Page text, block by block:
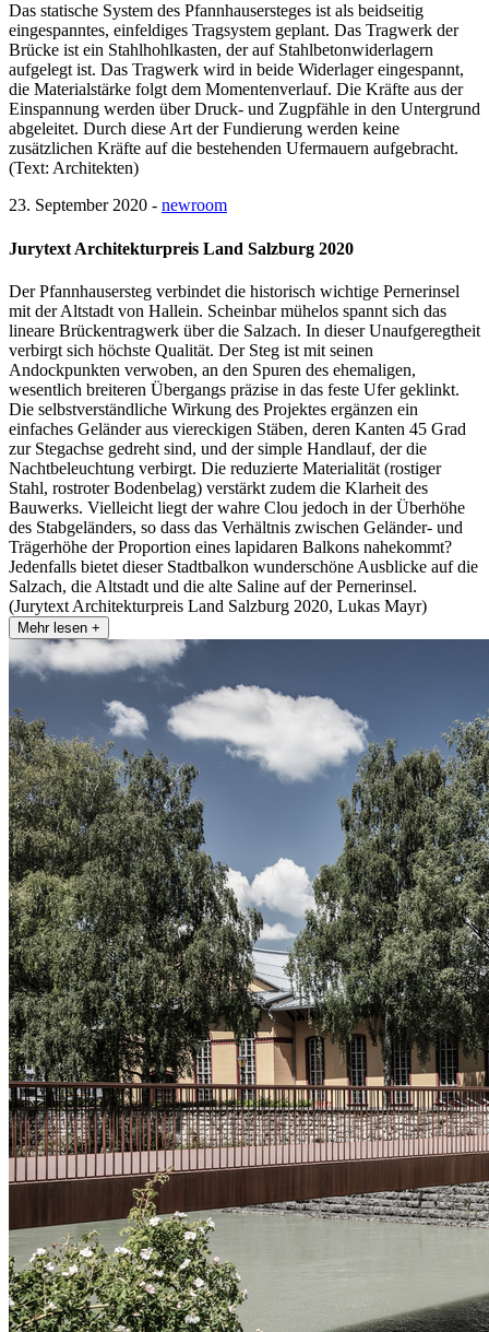
Das statische System des Pfannhausersteges ist als beidseitig
eingespanntes, einfeldiges Tragsystem geplant. Das Tragwerk der
Brücke ist ein Stahlhohlkasten, der auf Stahlbetonwiderlagern
aufgelegt ist. Das Tragwerk wird in beide Widerlager eingespannt,
die Materialstärke folgt dem Momentenverlauf. Die Kräfte aus der
Einspannung werden über Druck- und Zugpfähle in den Untergrund
abgeleitet. Durch diese Art der Fundierung werden keine
zusätzlichen Kräfte auf die bestehenden Ufermauern aufgebracht.
(Text: Architekten)
23. September 2020 - newroom
Jurytext Architekturpreis Land Salzburg 2020
Der Pfannhausersteg verbindet die historisch wichtige Pernerinsel
mit der Altstadt von Hallein. Scheinbar mühelos spannt sich das
lineare Brückentragwerk über die Salzach. In dieser Unaufgeregtheit
verbirgt sich höchste Qualität. Der Steg ist mit seinen
Andockpunkten verwoben, an den Spuren des ehemaligen,
wesentlich breiteren Übergangs präzise in das feste Ufer geklinkt.
Die selbstverständliche Wirkung des Projektes ergänzen ein
einfaches Geländer aus viereckigen Stäben, deren Kanten 45 Grad
zur Stegachse gedreht sind, und der simple Handlauf, der die
Nachtbeleuchtung verbirgt. Die reduzierte Materialität (rostiger
Stahl, rostroter Bodenbelag) verstärkt zudem die Klarheit des
Bauwerks. Vielleicht liegt der wahre Clou jedoch in der Überhöhe
des Stabgeländers, so dass das Verhältnis zwischen Geländer- und
Trägerhöhe der Proportion eines lapidaren Balkons nahekommt?
Jedenfalls bietet dieser Stadtbalkon wunderschöne Ausblicke auf die
Salzach, die Altstadt und die alte Saline auf der Pernerinsel.
(Jurytext Architekturpreis Land Salzburg 2020, Lukas Mayr)
Mehr lesen +